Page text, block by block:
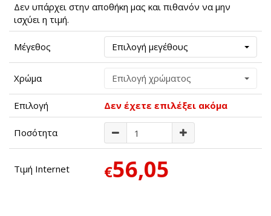
Δεν υπάρχει στην αποθήκη μας και πιθανόν να μην
ισχύει η τιμή.
Μέγεθος Επιλογή μεγέθους
Χρώμα Επιλογή χρώματος
Επιλογή Δεν έχετε επιλέξει ακόμα
Ποσότητα
Τιμή Internet €56,05